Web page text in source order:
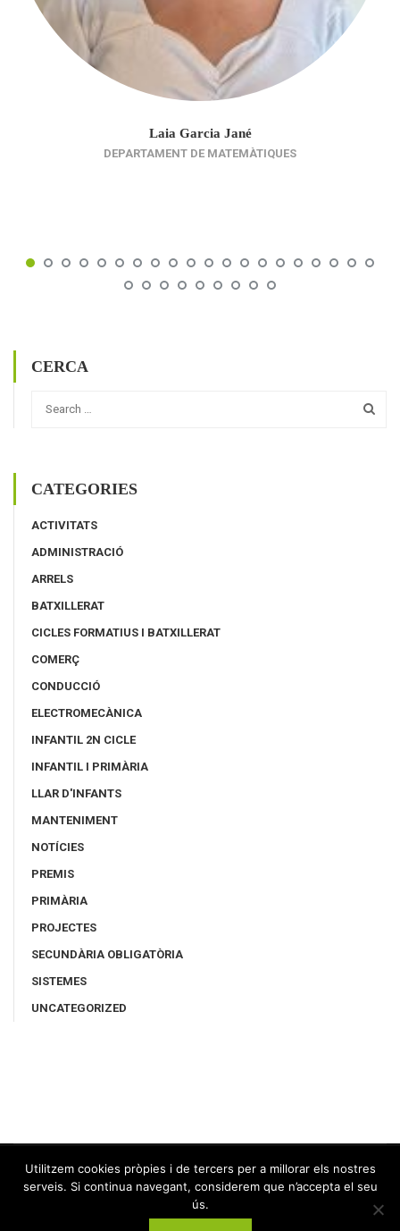
Laia Garcia Jané
DEPARTAMENT DE MATEMÀTIQUES
CERCA
CATEGORIES
ACTIVITATS
ADMINISTRACIÓ
ARRELS
BATXILLERAT
CICLES FORMATIUS I BATXILLERAT
COMERÇ
CONDUCCIÓ
ELECTROMECÀNICA
INFANTIL 2N CICLE
INFANTIL I PRIMÀRIA
LLAR D'INFANTS
MANTENIMENT
NOTÍCIES
PREMIS
PRIMÀRIA
PROJECTES
SECUNDÀRIA OBLIGATÒRIA
SISTEMES
UNCATEGORIZED
Utilitzem cookies pròpies i de tercers per a millorar els nostres
serveis. Si continua navegant, considerem que n’accepta el seu
ús.